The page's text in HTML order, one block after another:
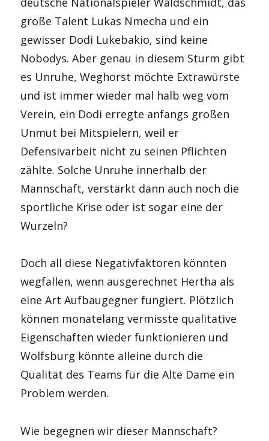
große Talent Lukas Nmecha und ein
gewisser Dodi Lukebakio, sind keine
Nobodys. Aber genau in diesem Sturm gibt
es Unruhe, Weghorst möchte Extrawürste
und ist immer wieder mal halb weg vom
Verein, ein Dodi erregte anfangs großen
Unmut bei Mitspielern, weil er
Defensivarbeit nicht zu seinen Pflichten
zählte. Solche Unruhe innerhalb der
Mannschaft, verstärkt dann auch noch die
sportliche Krise oder ist sogar eine der
Wurzeln?
Doch all diese Negativfaktoren könnten
wegfallen, wenn ausgerechnet Hertha als
eine Art Aufbaugegner fungiert. Plötzlich
können monatelang vermisste qualitative
Eigenschaften wieder funktionieren und
Wolfsburg könnte alleine durch die
Qualität des Teams für die Alte Dame ein
Problem werden.
Wie begegnen wir dieser Mannschaft?